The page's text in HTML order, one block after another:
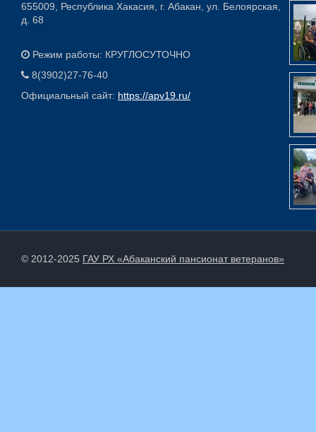
655009, Республика Хакасия, г. Абакан, ул. Белоярская,
д. 68
Режим работы: КРУГЛОСУТОЧНО
8(3902)27-76-40
Официальный сайт: https://apv19.ru/
© 2012-2025 ГАУ РХ «Абаканский пансионат ветеранов»